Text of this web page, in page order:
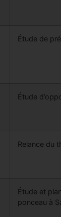
Étude de
Étude
Relance du
Étude et
ponceau à